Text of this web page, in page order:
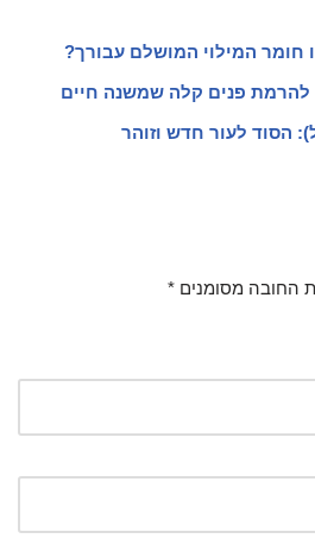
חומר המילוי המושלם עבורך?
להרמת פנים קלה שמשנה חיים
הסוד לעור חדש וזוהר
החובה מסומנים *